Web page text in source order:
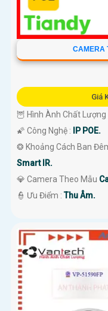
CAMERA
Giá
🦉 Hình Ành Chất Lượng
🌠 Công Nghệ : IP POE.
❂ Khoảng Cách Ban
Smart IR.
💎 Camera Theo Mẫu
️👮 Ưu Điểm :Thu Âm.